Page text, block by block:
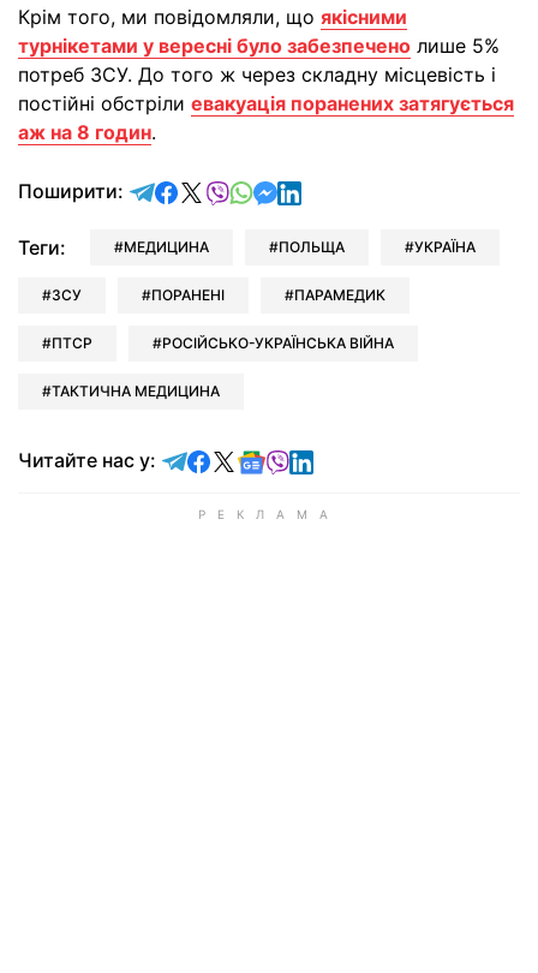
Крім того, ми повідомляли, що якісними
турнікетами у вересні було забезпечено лише 5%
потреб ЗСУ. До того ж через складну місцевість і
постійні обстріли евакуація поранених затягується
аж на 8 годин.
Поширити: відправити у Telegram
поділитись у Facebook
поділитись у X
відправити у Viber
відправити у Whatsapp
відправити у Messenger
відправити у LinkedIn
Теги: МЕДИЦИНА ПОЛЬЩА УКРАЇНА
ЗСУ ПОРАНЕНІ ПАРАМЕДИК
ПТСР РОСІЙСЬКО-УКРАЇНСЬКА ВІЙНА
ТАКТИЧНА МЕДИЦИНА
Читайте нас у: Читайте у Telegram
Читайте у Facebook
Читайте у X
Читайте у Google news
Читайте у Viber
Читайте у LinkedIn